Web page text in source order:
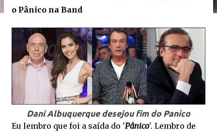
o Pânico na Band
Dani Albuquerque desejou fim do Panico
Eu lembro que foi a saída do 'Pânico'. Lembro de